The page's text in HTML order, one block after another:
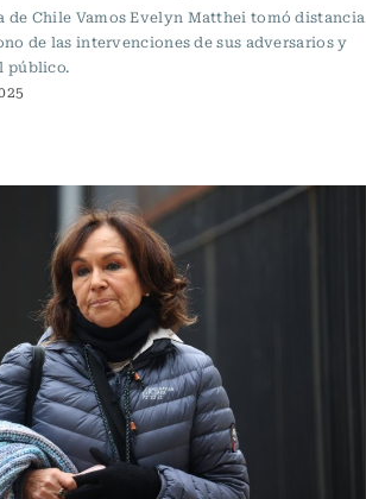
de Chile Vamos Evelyn Matthei tomó distancia
de las intervenciones de sus adversarios y
público.